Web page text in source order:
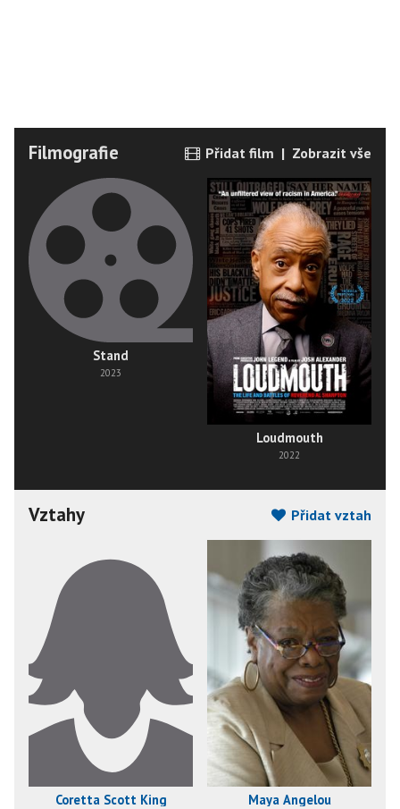
Filmografie Přidat film | Zobrazit vše
Stand
2023
Loudmouth
2022
Vztahy Přidat vztah
Coretta Scott King Maya Angelou